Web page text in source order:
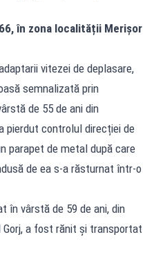
în zona localității Merișor
vitezei de deplasare,
semnalizată prin
de 55 de ani din
pierdut controlul direcției de
parapet de metal după care
de ea s-a răsturnat într-o
în vârstă de 59 de ani, din
Gorj, a fost rănit și transportat